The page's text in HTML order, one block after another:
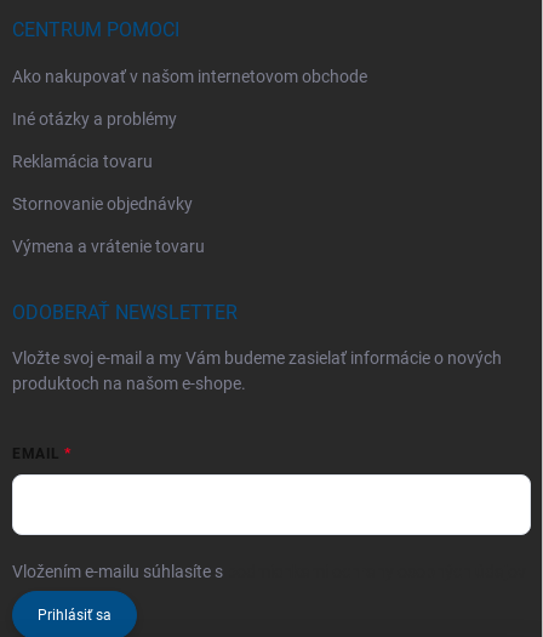
CENTRUM POMOCI
Ako nakupovať v našom internetovom obchode
Iné otázky a problémy
Reklamácia tovaru
Stornovanie objednávky
Výmena a vrátenie tovaru
ODOBERAŤ NEWSLETTER
Vložte svoj e-mail a my Vám budeme zasielať informácie o nových
produktoch na našom e-shope.
EMAIL
Vložením e-mailu súhlasíte s
Prihlásiť sa